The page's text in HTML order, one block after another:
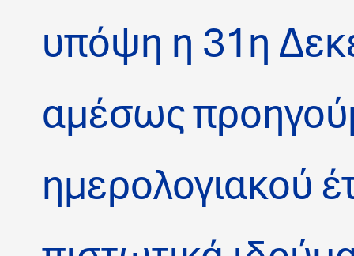
υπόψη η 31η
αμέσως
ημερολογιακού